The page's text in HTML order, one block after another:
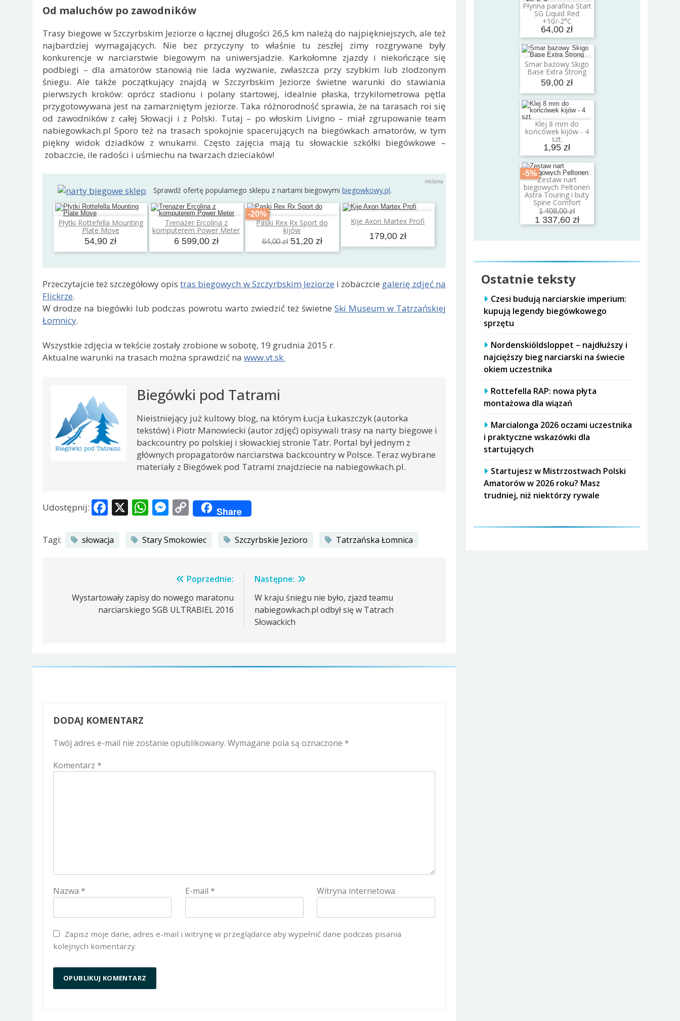
Od maluchów po zawodników
Trasy biegowe w Szczyrbskim Jeziorze o łącznej długości 26,5 km należą do najpiękniejszych, ale też
najbardziej wymagających. Nie bez przyczyny to właśnie tu zeszłej zimy rozgrywane były
konkurencje w narciarstwie biegowym na uniwersjadzie. Karkołomne zjazdy i niekończące się
podbiegi – dla amatorów stanowią nie lada wyzwanie, zwłaszcza przy szybkim lub zlodzonym
śniegu. Ale także początkujący znajdą w Szczyrbskim Jeziorze świetne warunki do stawiania
pierwszych kroków: oprócz stadionu i polany startowej, idealnie płaska, trzykilometrowa pętla
przygotowywana jest na zamarzniętym jeziorze. Taka różnorodność sprawia, że na tarasach roi się
od zawodników z całej Słowacji i z Polski. Tutaj – po włoskim Livigno – miał zgrupowanie team
nabiegowkach.pl Sporo też na trasach spokojnie spacerujących na biegówkach amatorów, w tym
piękny widok dziadków z wnukami. Często zajęcia mają tu słowackie szkółki biegówkowe –
zobaczcie, ile radości i uśmiechu na twarzach dzieciaków!
Sprawdź ofertę popularnego sklepu z nartami biegowymi biegowkowy.pl.
Płytki Rottefella Mounting
Plate Move
54,90 zł
Dodaj do koszyka Trenażer Ercolina z
komputerem Power Meter
6 599,00 zł
Dodaj do koszyka
-20%
Paski Rex Rx Sport do
kijów
64,00 zł 51,20 zł
Dodaj do koszyka Kije Axon Martex Profi
179,00 zł
Dodaj do koszyka
Przeczytajcie też szczegółowy opistras biegowych w Szczyrbskim Jeziorze i zobaczcie galerię zdjęć na
Flickrze.
W drodze na biegówki lub podczas powrotu warto zwiedzić też świetne Ski Museum w Tatrzańskiej
Łomnicy.
Wszystkie zdjęcia w tekście zostały zrobione w sobotę, 19 grudnia 2015 r.
Aktualne warunki na trasach można sprawdzić na www.vt.sk
Biegówki pod Tatrami
Nieistniejący już kultowy blog, na którym Łucja Łukaszczyk (autorka
tekstów) i Piotr Manowiecki (autor zdjęć) opisywali trasy na narty biegowe i
backcountry po polskiej i słowackiej stronie Tatr. Portal był jednym z
głównych propagatorów narciarstwa backcountry w Polsce. Teraz wybrane
materiały z Biegówek pod Tatrami znajdziecie na nabiegowkach.pl.
Udostępnij: Facebook
X WhatsApp
Messenger
Copy
Link
Share
Tagi: słowacja Stary Smokowiec Szczyrbskie Jezioro Tatrzańska Łomnica
wpisu
Poprzednie:
Wystartowały zapisy do nowego maratonu
narciarskiego SGB ULTRABIEL 2016
Następne:
W kraju śniegu nie było, zjazd teamu
nabiegowkach.pl odbył się w Tatrach
Słowackich
DODAJ KOMENTARZ
Twój adres e-mail nie zostanie opublikowany. Wymagane pola są oznaczone *
Komentarz *
Nazwa * E-mail * Witryna internetowa
Zapisz moje dane, adres e-mail i witrynę w przeglądarce aby wypełnić dane podczas pisania
kolejnych komentarzy.
Płynna parafina Start
SG Liquid Red
+10/-2°C
64,00 zł
Dodaj do koszyka
Smar bazowy Skigo
Base Extra Strong
59,00 zł
Dodaj do koszyka
Klej 8 mm do
końcówek kijów - 4
szt.
1,95 zł
Dodaj do koszyka
-5%
Zestaw nart
biegowych Peltonen
Astra Touring i buty
Spine Comfort
1 408,00 zł
1 337,60 zł
Dodaj do koszyka
Ostatnie teksty
Czesi budują narciarskie imperium:
kupują legendy biegówkowego
sprzętu
Nordenskiöldsloppet – najdłuższy i
najcięższy bieg narciarski na świecie
okiem uczestnika
Rottefella RAP: nowa płyta
montażowa dla wiązań
Marcialonga 2026 oczami uczestnika
i praktyczne wskazówki dla
startujących
Startujesz w Mistrzostwach Polski
Amatorów w 2026 roku? Masz
trudniej, niż niektórzy rywale